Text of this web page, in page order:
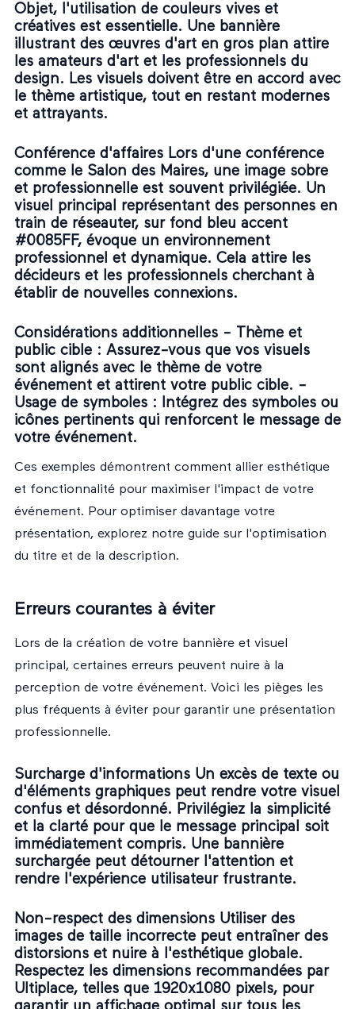
Objet, l'utilisation de couleurs vives et
créatives est essentielle. Une bannière
illustrant des œuvres d'art en gros plan attire
les amateurs d'art et les professionnels du
design. Les visuels doivent être en accord avec
le thème artistique, tout en restant modernes
et attrayants.
Conférence d'affaires Lors d'une conférence
comme le Salon des Maires, une image sobre
et professionnelle est souvent privilégiée. Un
visuel principal représentant des personnes en
train de réseauter, sur fond bleu accent
#0085FF, évoque un environnement
professionnel et dynamique. Cela attire les
décideurs et les professionnels cherchant à
établir de nouvelles connexions.
Considérations additionnelles - Thème et
public cible : Assurez-vous que vos visuels
sont alignés avec le thème de votre
événement et attirent votre public cible. -
Usage de symboles : Intégrez des symboles ou
icônes pertinents qui renforcent le message de
votre événement.
Ces exemples démontrent comment allier esthétique
et fonctionnalité pour maximiser l'impact de votre
événement. Pour optimiser davantage votre
présentation, explorez notre guide sur l'optimisation
du titre et de la description.
Erreurs courantes à éviter
Lors de la création de votre bannière et visuel
principal, certaines erreurs peuvent nuire à la
perception de votre événement. Voici les pièges les
plus fréquents à éviter pour garantir une présentation
professionnelle.
Surcharge d'informations Un excès de texte ou
d'éléments graphiques peut rendre votre visuel
confus et désordonné. Privilégiez la simplicité
et la clarté pour que le message principal soit
immédiatement compris. Une bannière
surchargée peut détourner l'attention et
rendre l'expérience utilisateur frustrante.
Non-respect des dimensions Utiliser des
images de taille incorrecte peut entraîner des
distorsions et nuire à l'esthétique globale.
Respectez les dimensions recommandées par
Ultiplace, telles que 1920x1080 pixels, pour